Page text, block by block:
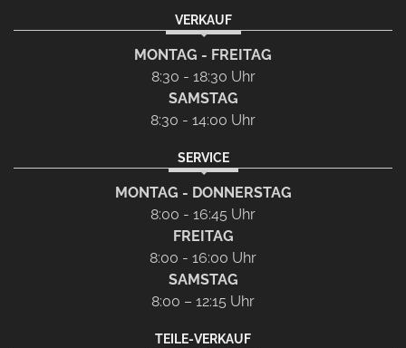
VERKAUF
MONTAG - FREITAG
8:30 - 18:30 Uhr
SAMSTAG
8:30 - 14:00 Uhr
SERVICE
MONTAG - DONNERSTAG
8:00 - 16:45 Uhr
FREITAG
8:00 - 16:00 Uhr
SAMSTAG
8:00 – 12:15 Uhr
TEILE-VERKAUF